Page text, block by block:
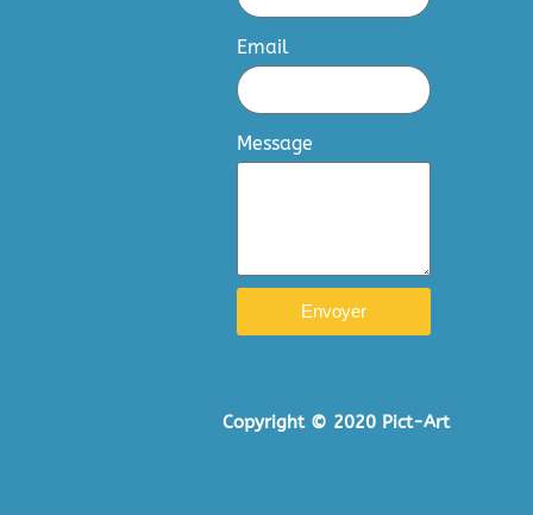
Email
Message
Envoyer
Copyright © 2020 Pict-Art